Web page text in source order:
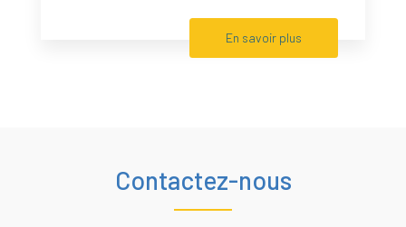
En savoir plus
Contactez-nous